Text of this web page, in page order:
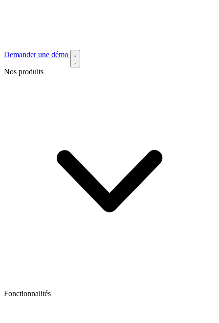
Demander une démo
Nos produits
Fonctionnalités